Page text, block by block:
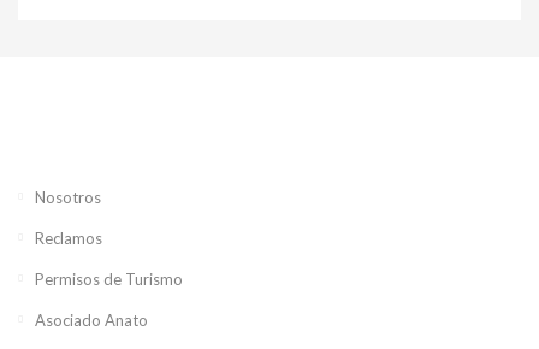
Nosotros
Reclamos
Permisos de Turismo
Asociado Anato